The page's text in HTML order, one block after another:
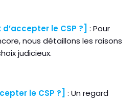
le CSP ?]
: Pour
nous détaillons les raisons
judicieux.
le CSP ?]
: Un regard